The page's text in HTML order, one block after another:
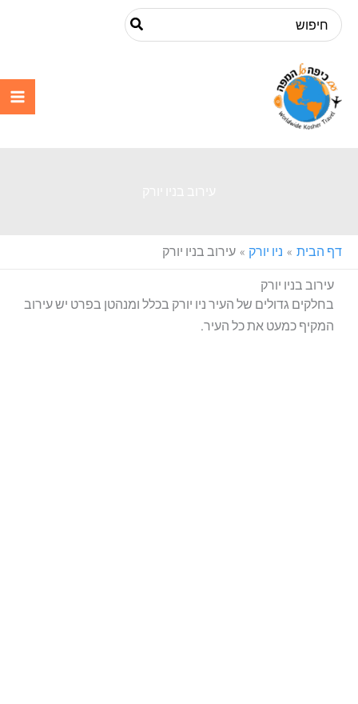
דילוג
לתוכן
Search
for:
דף הבית ניו יורק
עירוב בניו יורק
עירוב בניו יורק
בחלקים גדולים של העיר ניו יורק בכלל ומנהטן בפרט יש עירוב
המקיף כמעט את כל העיר.